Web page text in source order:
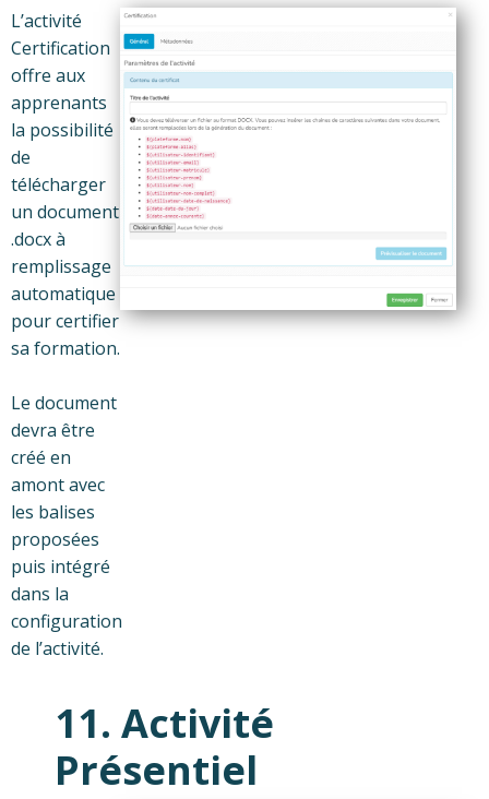
L’activité
Certification
offre aux
apprenants
la possibilité
de
télécharger
un document
.docx à
remplissage
automatique
pour certifier
sa formation.
Le document
devra être
créé en
amont avec
les balises
proposées
puis intégré
dans la
configuration
de l’activité.
11. Activité
Présentiel